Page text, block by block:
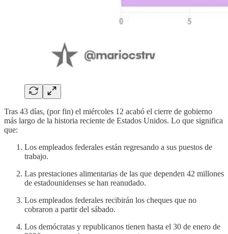
Tras 43 días, (por fin) el miércoles 12 acabó el cierre de gobierno
más largo de la historia reciente de Estados Unidos. Lo que significa
que:
Los empleados federales están regresando a sus puestos de
trabajo.
Las prestaciones alimentarias de las que dependen 42 millones
de estadounidenses se han reanudado.
Los empleados federales recibirán los cheques que no
cobraron a partir del sábado.
Los demócratas y republicanos tienen hasta el 30 de enero de